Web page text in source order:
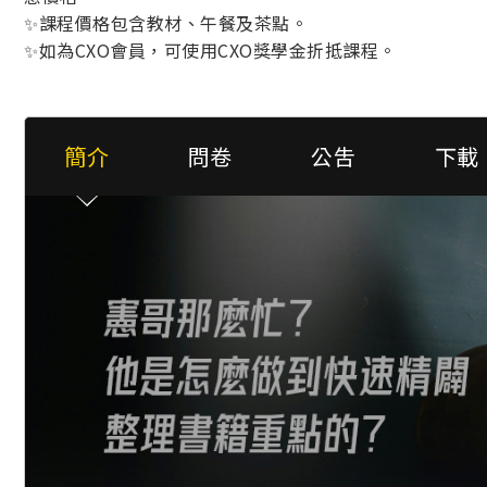
✨課程價格包含教材、午餐及茶點。
✨如為CXO會員，可使用CXO獎學金折抵課程。
簡介 問卷 公吿 下載